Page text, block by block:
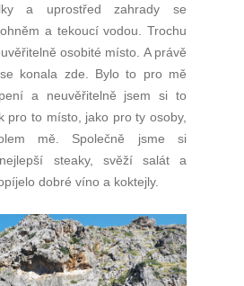
a uprostřed zahrady se
a tekoucí vodou. Trochu
osobité místo. A právě
konala zde. Bylo to pro mě
a neuvěřitelně jsem si to
pro to místo, jako pro ty osoby,
mě. Společně jsme si
steaky, svěží salát a
dobré víno a koktejly.